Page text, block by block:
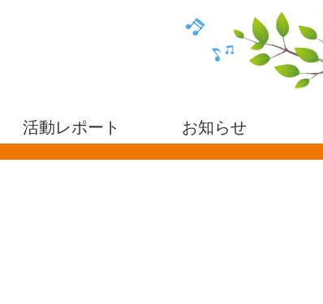
活動レポート お知らせ